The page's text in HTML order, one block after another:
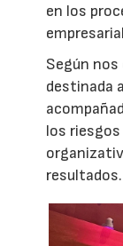
en los
Según
destinada
los
resultados.